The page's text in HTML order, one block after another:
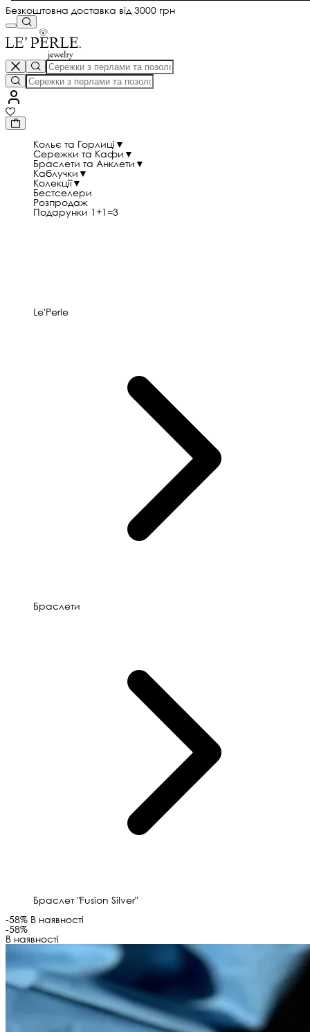
Безкоштовна доставка від 3000 грн
Кольє та Горлиці ▼
Сережки та Кафи ▼
Браслети та Анклети ▼
Каблучки ▼
Колекції▼
Бестселери
Розпродаж
Подарунки 1+1=3
Le'Perle
Браслети
Браслет "Fusion Silver"
-58% В наявності
-58%
В наявності